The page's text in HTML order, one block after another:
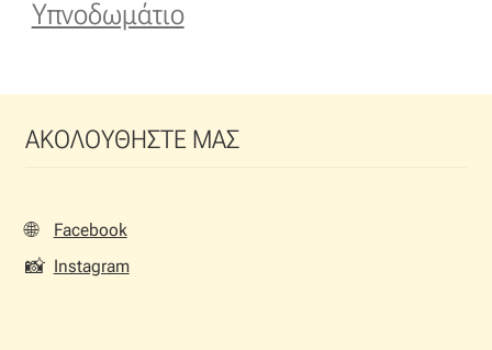
Ταφτάς μεταξωτός
Υπνοδωμάτιο
ΑΚΟΛΟΥΘΗΣΤΕ ΜΑΣ
🌐 Facebook
📸 Instagram